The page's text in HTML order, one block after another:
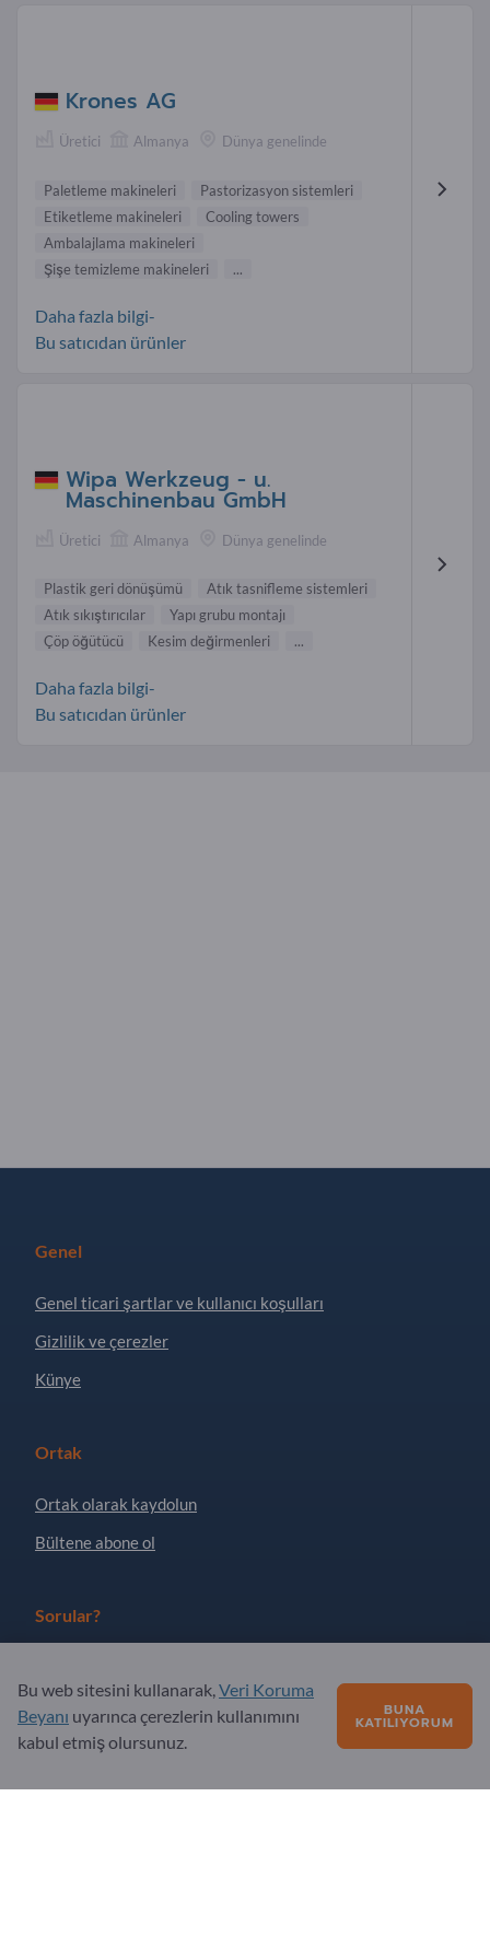
Krones AG
Üretici Almanya Dünya genelinde
Paletleme makineleri
Pastorizasyon sistemleri
Etiketleme makineleri
Cooling towers
Ambalajlama makineleri
Şişe temizleme makineleri
...
Daha fazla bilgi-
Bu satıcıdan ürünler
Wipa Werkzeug - u.
Maschinenbau GmbH
Üretici Almanya Dünya genelinde
Plastik geri dönüşümü
Atık tasnifleme sistemleri
Atık sıkıştırıcılar
Yapı grubu montajı
Çöp öğütücü
Kesim değirmenleri ...
Daha fazla bilgi-
Bu satıcıdan ürünler
Genel
Genel ticari şartlar ve kullanıcı koşulları
Gizlilik ve çerezler
Künye
Ortak
Ortak olarak kaydolun
Bültene abone ol
Sorular?
Hakkımızda
Bu web sitesini kullanarak,Veri Koruma
Beyanı uyarınca çerezlerin kullanımını
kabul etmiş olursunuz.
BUNA
KATILIYORUM